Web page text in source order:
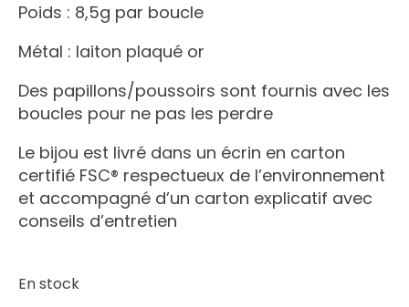
Poids : 8,5g par boucle
Métal : laiton plaqué or
Des papillons/poussoirs sont fournis avec les
boucles pour ne pas les perdre
Le bijou est livré dans un écrin en carton
certifié FSC® respectueux de l’environnement
et accompagné d’un carton explicatif avec
conseils d’entretien
En stock